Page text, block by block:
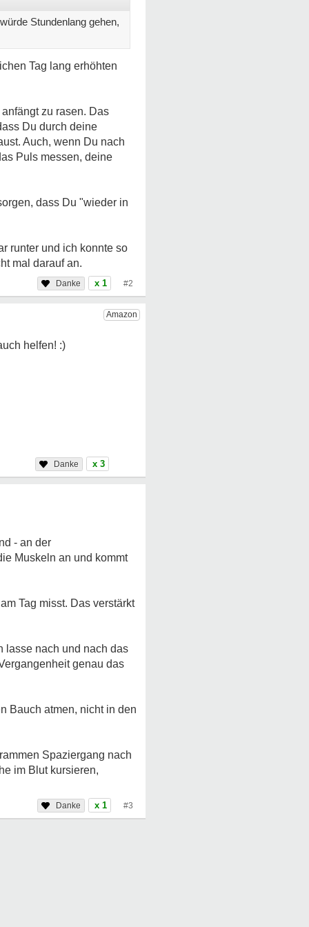
Stundenlang gehen,
Tag lang erhöhten
zu rasen. Das
Du durch deine
Auch, wenn Du nach
Puls messen, deine
dass Du "wieder in
runter und ich konnte so
mal darauf an.
x 1 #2
x 3
- an der
Muskeln an und kommt
Tag misst. Das verstärkt
lasse nach und nach das
genau das
Bauch atmen, nicht in den
Spaziergang nach
im Blut kursieren,
x 1 #3